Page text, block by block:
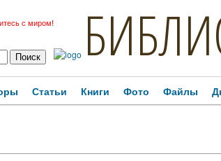
с миром!
Статьи Книги Фото Файлы